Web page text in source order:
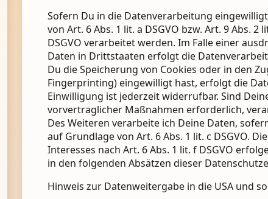
Sofern Du in die Datenverarbeitung
von Art. 6 Abs. 1 lit. a DSGVO bzw. Art. 9 Abs.
DSGVO verarbeitet werden. Im Falle einer
Daten in Drittstaaten erfolgt die
Du die Speicherung von Cookies oder in den
Fingerprinting) eingewilligt hast, erfolgt die
Einwilligung ist jederzeit widerrufbar. Sind
vorvertraglicher Maßnahmen erforderlich,
Des Weiteren verarbeite ich Deine Daten,
auf Grundlage von Art. 6 Abs. 1 lit. c DSGVO.
Interesses nach Art. 6 Abs. 1 lit. f DSGVO
in den folgenden Absätzen dieser
Hinweis zur Datenweitergabe in die USA und